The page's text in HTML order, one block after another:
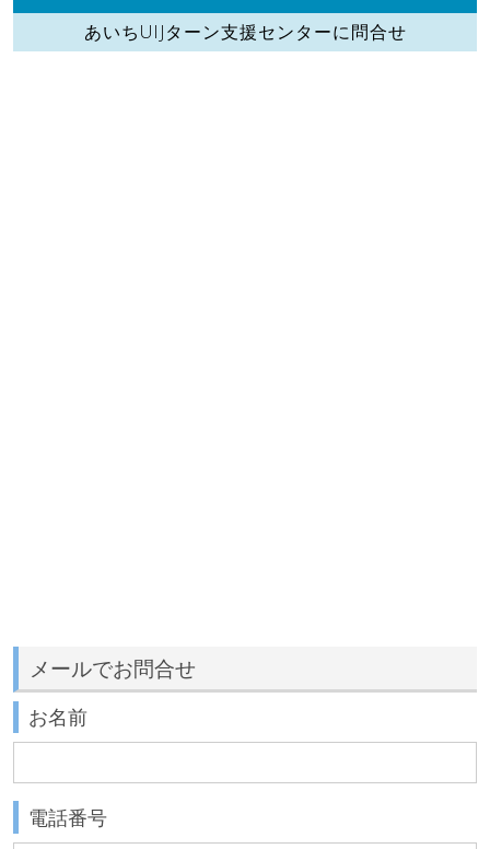
あいちUIJターン支援センターに問合せ
メールでお問合せ
お名前
電話番号